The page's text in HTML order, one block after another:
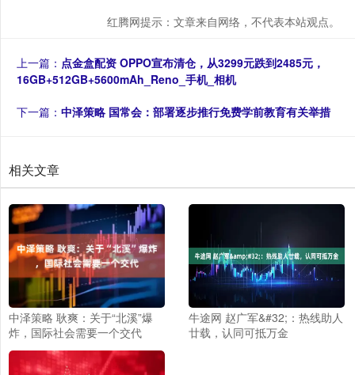
红腾网提示：文章来自网络，不代表本站观点。
上一篇： 点金盒配资 OPPO宣布清仓，从3299元跌到2485元，
16GB+512GB+5600mAh_Reno_手机_相机
下一篇： 中泽策略 国常会：部署逐步推行免费学前教育有关举措
相关文章
中泽策略 耿爽：关于“北溪”爆
炸，国际社会需要一个交代
牛途网 赵广军&#32;：热线助人
廿载，认同可抵万金